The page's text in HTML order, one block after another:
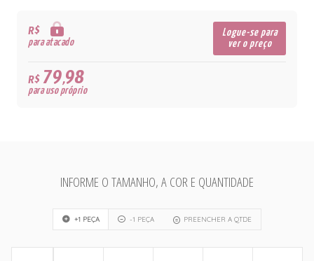
R$
para atacado
Logue-se para
ver o preço
R$79,98
para uso próprio
INFORME O TAMANHO, A COR E QUANTIDADE
+1 PEÇA -1 PEÇA PREENCHER A QTDE